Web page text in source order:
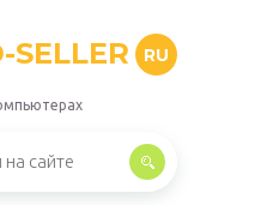
SELLER RU